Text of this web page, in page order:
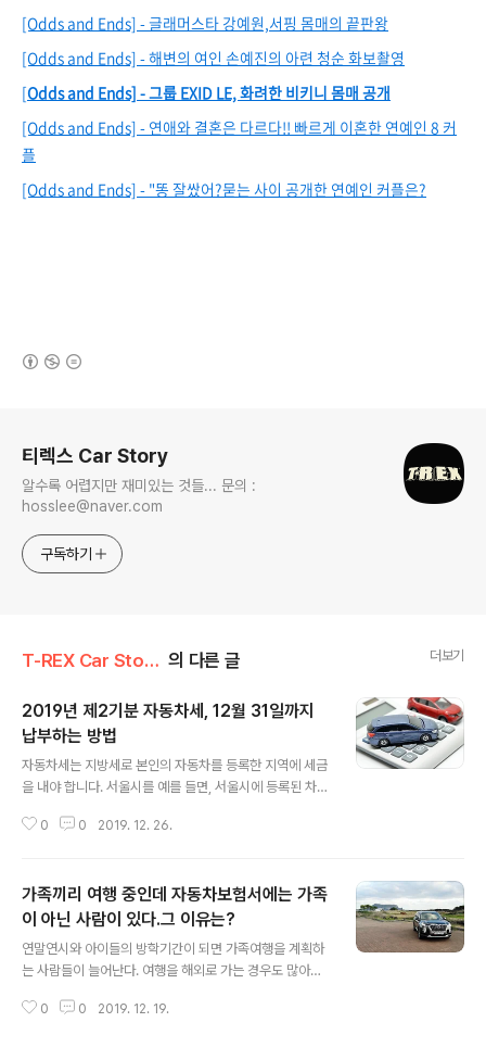
[Odds and Ends] - 글래머스타 강예원,서핑 몸매의 끝판왕
[Odds and Ends] - 해변의 여인 손예진의 아련 청순 화보촬영
[Odds and Ends] - 그룹 EXID LE, 화려한 비키니 몸매 공개
[Odds and Ends] - 연애와 결혼은 다르다!! 빠르게 이혼한 연예인 8 커
플
[Odds and Ends] - "똥 잘쌌어?묻는 사이 공개한 연예인 커플은?
티렉스 Car Story
알수록 어렵지만 재미있는 것들... 문의 :
hosslee@naver.com
구독하기
T-REX Car Story/Car 정보&상식 의 다른 글 더보기
2019년 제2기분 자동차세, 12월 31일까지
납부하는 방법
자동차세는 지방세로 본인의 자동차를 등록한 지역에 세금
을 내야 합니다. 서울시를 예를 들면, 서울시에 등록된 차량
납세자들에게 우편 발송되었습니다. 자동차세는 매년 과세
자동차세는 납부기한이 12월 16일(월)부터 12월 31일
(화)까지입니다. 정해진 납부기한을 넘기면 3%의 가산금
을 추가 부담해야 합니다. 제2기분 자동차세는 7월 1일부
터 12월 31일까지 자동차를 사용한 내용에 대한 세금으로,
중간에 자동차를 신규 등록하였거나 이전 등록한 경우에는
소유한 기간만큼만 납부하면 됩니다. 자동차세는 1월/3월/
0 0 2019. 12. 26.
가족끼리 여행 중인데 자동차보험서에는 가족
이 아닌 사람이 있다.그 이유는?
연말연시와 아이들의 방학기간이 되면 가족여행을 계획하
는 사람들이 늘어난다. 여행을 해외로 가는 경우도 많아졌
자동차 여행 중 장시간/장거리 운전이 부담스러워 가족들
0 0 2019. 12. 19.